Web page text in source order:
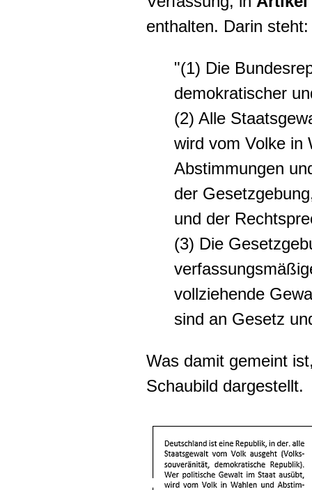
enthalten. Darin steht:
"(1) Die
demokratischer
(2) Alle
wird vom Volke in
Abstimmungen
der
und der
(3) Die
vollziehende
sind an Gesetz
Was damit gemeint
Schaubild dargestellt.